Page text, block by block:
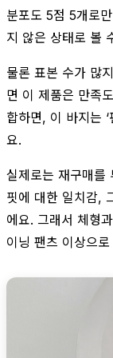
분포도 5점 5개로
지 않은 상태로 볼
물론 표본 수가 많
면 이 제품은 만족
합하면, 이 바지는
요.
실제로는 재구매를
핏에 대한 일치감,
에요. 그래서 체형
이닝 팬츠 이상으